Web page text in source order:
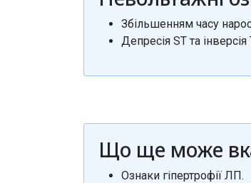
Збільшенням часу
Депресія ST та
Що ще може
Ознаки гіпертрофії ЛП.